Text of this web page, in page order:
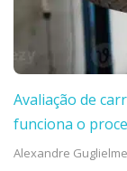
Avaliação de
funciona o
Alexandre